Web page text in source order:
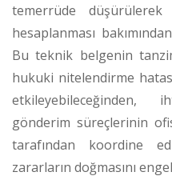
temerrüde
hesaplanması
Bu teknik belgenin
hukuki nitelendirme
etkileyebileceğinden,
gönderim süreçlerinin
tarafından koordine
zararların doğmasını